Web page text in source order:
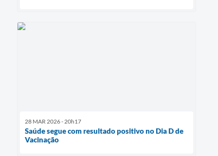
28 MAR 2026 - 20h17
Saúde segue com resultado positivo no Dia D de
Vacinação